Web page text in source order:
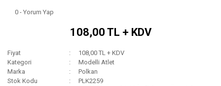
0 - Yorum Yap
108,00 TL + KDV
Fiyat
108,00 TL + KDV
Kategori
Modelli Atlet
Marka
Polkan
Stok Kodu
PLK2259